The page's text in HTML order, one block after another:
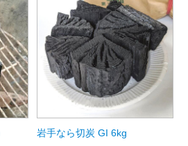
岩手なら切炭 GI 6kg